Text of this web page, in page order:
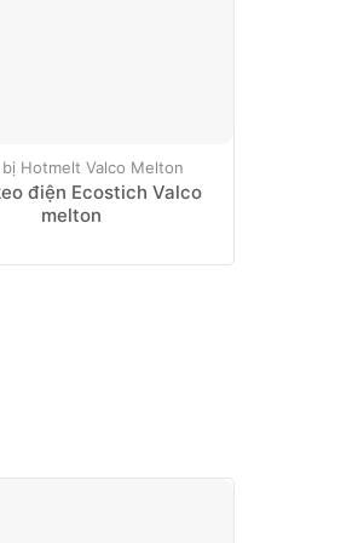
Hotmelt Valco Melton
điện Ecostich Valco
melton